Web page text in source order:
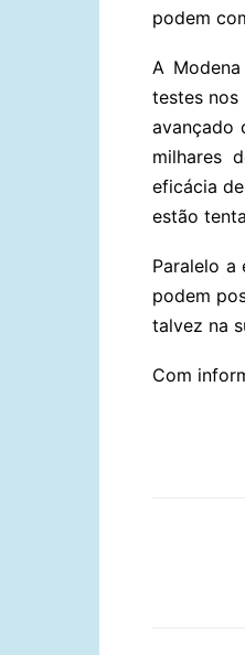
podem
A
testes nos
avançado
milhares
eficácia
estão
Paralelo a
podem
talvez na
Com